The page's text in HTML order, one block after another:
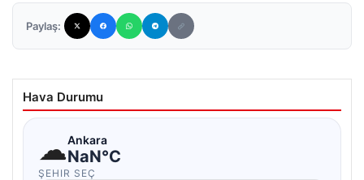
Paylaş:
Hava Durumu
☁Ankara
NaN°C
ŞEHIR SEÇ